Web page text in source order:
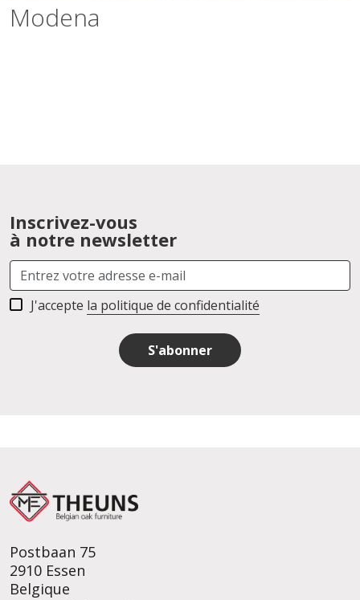
Modena
Inscrivez-vous
à notre newsletter
J'accepte la politique de confidentialité
S'abonner
Postbaan 75
2910 Essen
Belgique